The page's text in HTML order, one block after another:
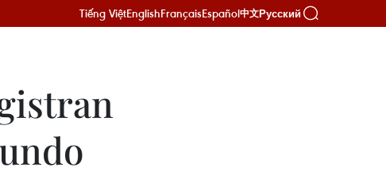
Tiếng ViệtEnglishFrançaisEspañol中文Русский